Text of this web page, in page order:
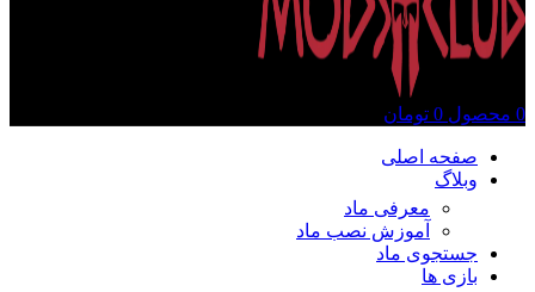
0 محصول 0 تومان
صفحه اصلی
وبلاگ
معرفی ماد
آموزش نصب ماد
جستجوی ماد
بازی ها